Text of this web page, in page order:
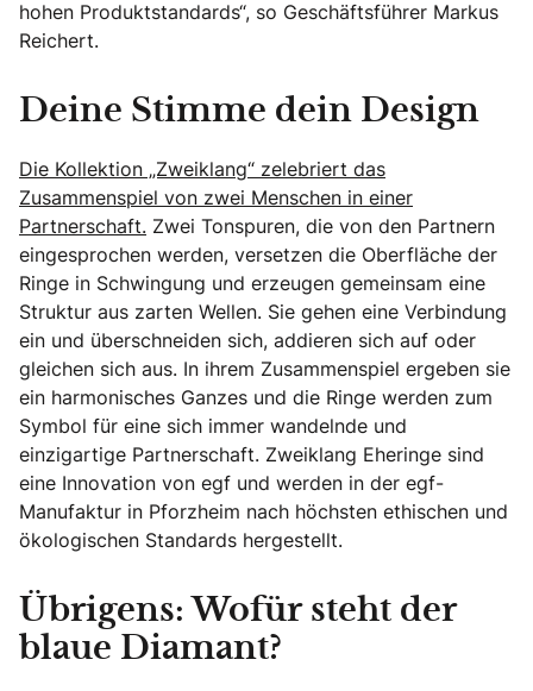
hohen Produktstandards“, so Geschäftsführer Markus
Reichert.
Deine Stimme dein Design
Die Kollektion „Zweiklang“ zelebriert das
Zusammenspiel von zwei Menschen in einer
Partnerschaft. Zwei Tonspuren, die von den Partnern
eingesprochen werden, versetzen die Oberfläche der
Ringe in Schwingung und erzeugen gemeinsam eine
Struktur aus zarten Wellen. Sie gehen eine Verbindung
ein und überschneiden sich, addieren sich auf oder
gleichen sich aus. In ihrem Zusammenspiel ergeben sie
ein harmonisches Ganzes und die Ringe werden zum
Symbol für eine sich immer wandelnde und
einzigartige Partnerschaft. Zweiklang Eheringe sind
eine Innovation von egf und werden in der egf-
Manufaktur in Pforzheim nach höchsten ethischen und
ökologischen Standards hergestellt.
Übrigens: Wofür steht der
blaue Diamant?